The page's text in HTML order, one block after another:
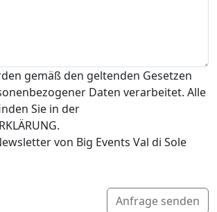
gemäß den geltenden Gesetzen
Daten verarbeitet. Alle
Sie in der
von Big Events Val di Sole
Anfrage senden